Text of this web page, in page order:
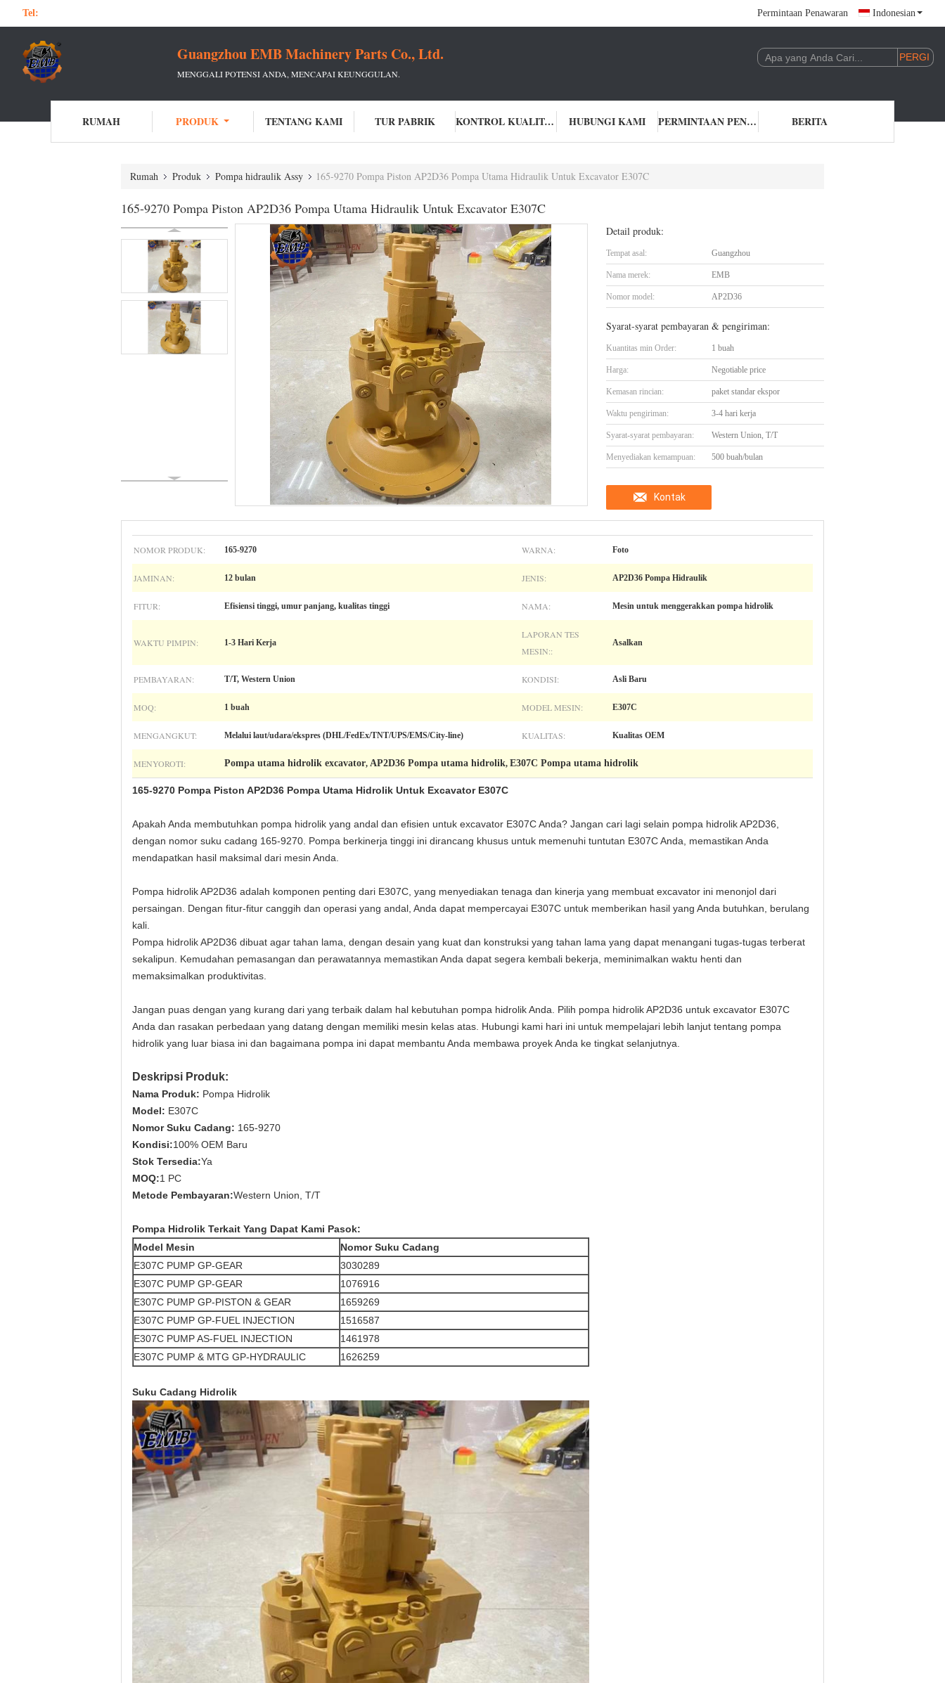
Tel: Permintaan Penawaran Indonesian
Guangzhou EMB Machinery Parts Co., Ltd.
MENGGALI POTENSI ANDA, MENCAPAI KEUNGGULAN.
RUMAH PRODUK TENTANG KAMI TUR PABRIK KONTROL KUALITAS HUBUNGI KAMI PERMINTAAN PENAWARAN BERITA
Rumah Produk Pompa hidraulik Assy 165-9270 Pompa Piston AP2D36 Pompa Utama Hidraulik Untuk Excavator E307C
165-9270 Pompa Piston AP2D36 Pompa Utama Hidraulik Untuk Excavator E307C
Detail produk:
Tempat asal: Guangzhou
Nama merek: EMB
Nomor model: AP2D36
Syarat-syarat pembayaran & pengiriman:
Kuantitas min Order: 1 buah
Harga: Negotiable price
Kemasan rincian: paket standar ekspor
Waktu pengiriman: 3-4 hari kerja
Syarat-syarat pembayaran: Western Union, T/T
Menyediakan kemampuan: 500 buah/bulan
Kontak
NOMOR PRODUK: 165-9270 WARNA: Foto
JAMINAN: 12 bulan JENIS: AP2D36 Pompa Hidraulik
FITUR: Efisiensi tinggi, umur panjang, kualitas tinggi NAMA: Mesin untuk menggerakkan pompa hidrolik
WAKTU PIMPIN: 1-3 Hari Kerja
LAPORAN TES
MESIN::
Asalkan
PEMBAYARAN: T/T, Western Union KONDISI: Asli Baru
MOQ: 1 buah MODEL MESIN: E307C
MENGANGKUT: Melalui laut/udara/ekspres (DHL/FedEx/TNT/UPS/EMS/City-line) KUALITAS: Kualitas OEM
MENYOROTI: Pompa utama hidrolik excavator, AP2D36 Pompa utama hidrolik, E307C Pompa utama hidrolik
165-9270 Pompa Piston AP2D36 Pompa Utama Hidrolik Untuk Excavator E307C
Apakah Anda membutuhkan pompa hidrolik yang andal dan efisien untuk excavator E307C Anda? Jangan cari lagi selain pompa hidrolik AP2D36,
dengan nomor suku cadang 165-9270. Pompa berkinerja tinggi ini dirancang khusus untuk memenuhi tuntutan E307C Anda, memastikan Anda
mendapatkan hasil maksimal dari mesin Anda.
Pompa hidrolik AP2D36 adalah komponen penting dari E307C, yang menyediakan tenaga dan kinerja yang membuat excavator ini menonjol dari
persaingan. Dengan fitur-fitur canggih dan operasi yang andal, Anda dapat mempercayai E307C untuk memberikan hasil yang Anda butuhkan, berulang
kali.
Pompa hidrolik AP2D36 dibuat agar tahan lama, dengan desain yang kuat dan konstruksi yang tahan lama yang dapat menangani tugas-tugas terberat
sekalipun. Kemudahan pemasangan dan perawatannya memastikan Anda dapat segera kembali bekerja, meminimalkan waktu henti dan
memaksimalkan produktivitas.
Jangan puas dengan yang kurang dari yang terbaik dalam hal kebutuhan pompa hidrolik Anda. Pilih pompa hidrolik AP2D36 untuk excavator E307C
Anda dan rasakan perbedaan yang datang dengan memiliki mesin kelas atas. Hubungi kami hari ini untuk mempelajari lebih lanjut tentang pompa
hidrolik yang luar biasa ini dan bagaimana pompa ini dapat membantu Anda membawa proyek Anda ke tingkat selanjutnya.
Deskripsi Produk:
Nama Produk: Pompa Hidrolik
Model: E307C
Nomor Suku Cadang: 165-9270
Kondisi:100% OEM Baru
Stok Tersedia:Ya
MOQ:1 PC
Metode Pembayaran:Western Union, T/T
Pompa Hidrolik Terkait Yang Dapat Kami Pasok:
Model Mesin
Nomor Suku Cadang
E307C PUMP GP-GEAR
3030289
E307C PUMP GP-GEAR
1076916
E307C PUMP GP-PISTON & GEAR
1659269
E307C PUMP GP-FUEL INJECTION
1516587
E307C PUMP AS-FUEL INJECTION
1461978
E307C PUMP & MTG GP-HYDRAULIC 1626259
Suku Cadang Hidrolik